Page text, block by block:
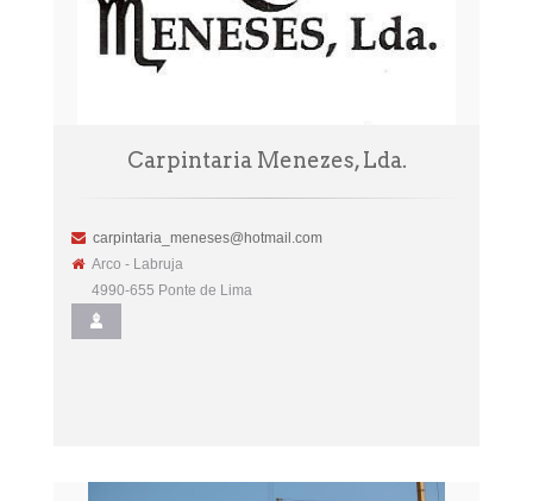
Carpintaria Menezes, Lda.
carpintaria_meneses@hotmail.com
Arco - Labruja
4990-655 Ponte de Lima